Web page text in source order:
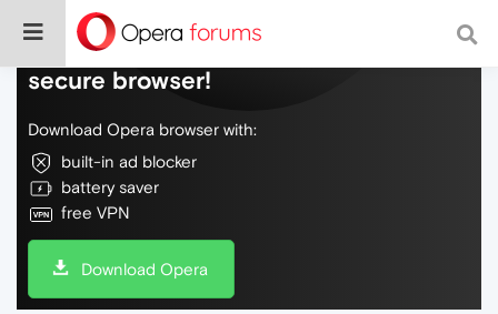
Do more on the web, with a fast and
secure browser!
Download Opera browser with:
built-in ad blocker
battery saver
free VPN
Download Opera